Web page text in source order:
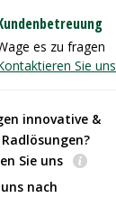
es zu fragen
Sie uns
innovative &
Sie uns
nach